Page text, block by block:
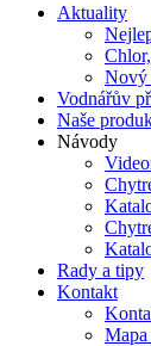
Aktuality
Nový
Vodnářův
Naše
Návody
Rady a tipy
Kontakt
Mapa